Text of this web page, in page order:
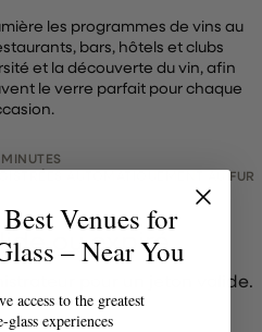
les programmes de vins au
bars, hôtels et clubs
et la découverte du vin, afin
le verre parfait pour chaque
AUTOMATIQUEMENT AU FUR
ou expiré
pour un jeton valide.
Venues for
– Near You
access to the greatest
experiences